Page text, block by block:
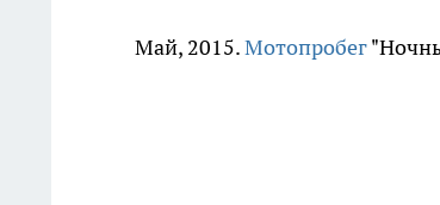
Май, 2015.Мотопробег